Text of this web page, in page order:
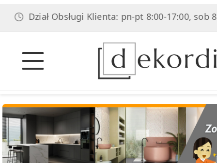
Obsługi Klienta: pn-pt 8:00-17:00, sob 8:00-14:00